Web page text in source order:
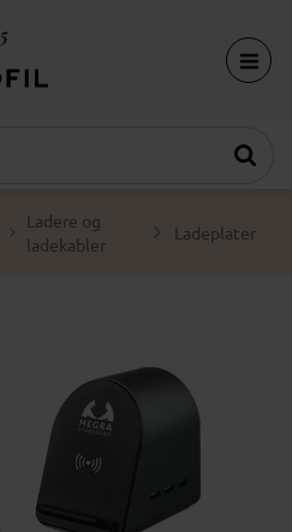
Ladere og
ladekabler
Ladeplater